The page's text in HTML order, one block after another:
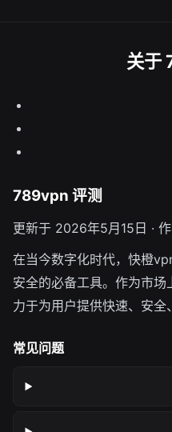
关于
789vpn 评测
更新于 2026年5月15日 ·
在当今数字化时代，快橙
安全的必备工具。作为市
力于为用户提供快速、安全
常见问题